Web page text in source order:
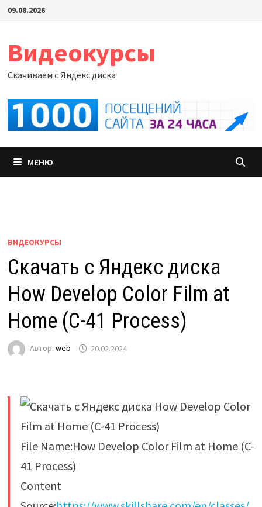
Перейти
09.08.2026
Видеокурсы
Скачиваем с Яндекс диска
МЕНЮ
ВИДЕОКУРСЫ
Скачать с Яндекс диска
How Develop Color Film at
Home (C-41 Process)
Автор: web 20.02.2024
File Name:How Develop Color Film at Home (C-
41 Process)
Content